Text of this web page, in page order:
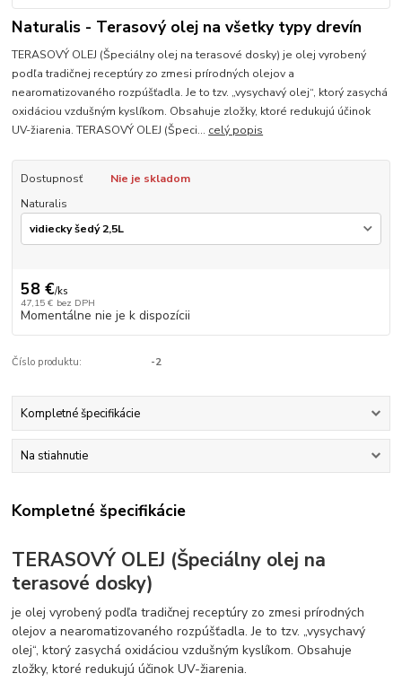
Naturalis - Terasový olej na všetky typy drevín
TERASOVÝ OLEJ (Špeciálny olej na terasové dosky) je olej vyrobený
podľa tradičnej receptúry zo zmesi prírodných olejov a
nearomatizovaného rozpúšťadla. Je to tzv. „vysychavý olej“, ktorý zasychá
oxidáciou vzdušným kyslíkom. Obsahuje zložky, ktoré redukujú účinok
UV-žiarenia. TERASOVÝ OLEJ (Špeci... celý popis
Dostupnosť
Nie je skladom
Naturalis
58 €/ks
47,15 € bez DPH
Momentálne nie je k dispozícii
Číslo produktu: -2
Kompletné špecifikácie
Na stiahnutie
Kompletné špecifikácie
TERASOVÝ OLEJ (Špeciálny olej na
terasové dosky)
je olej vyrobený podľa tradičnej receptúry zo zmesi prírodných
olejov a nearomatizovaného rozpúšťadla. Je to tzv. „vysychavý
olej“, ktorý zasychá oxidáciou vzdušným kyslíkom. Obsahuje
zložky, ktoré redukujú účinok UV-žiarenia.